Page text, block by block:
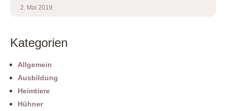
2. Mai 2019
Kategorien
Allgemein
Ausbildung
Heimtiere
Hühner